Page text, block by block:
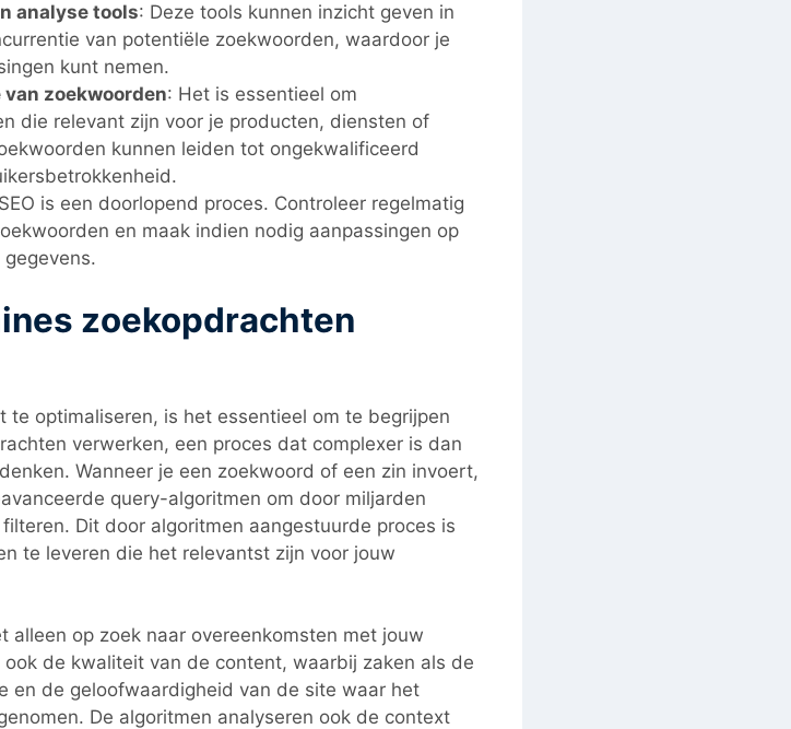
analyse tools: Deze tools kunnen inzicht geven in
van potentiële zoekwoorden, waardoor je
kunt nemen.
zoekwoorden: Het is essentieel om
die relevant zijn voor je producten, diensten of
kunnen leiden tot ongekwalificeerd
is een doorlopend proces. Controleer regelmatig
en maak indien nodig aanpassingen op
zoekopdrachten
te optimaliseren, is het essentieel om te begrijpen
verwerken, een proces dat complexer is dan
Wanneer je een zoekwoord of een zin invoert,
query-algoritmen om door miljarden
Dit door algoritmen aangestuurde proces is
te leveren die het relevantst zijn voor jouw
alleen op zoek naar overeenkomsten met jouw
de kwaliteit van de content, waarbij zaken als de
en de geloofwaardigheid van de site waar het
De algoritmen analyseren ook de context